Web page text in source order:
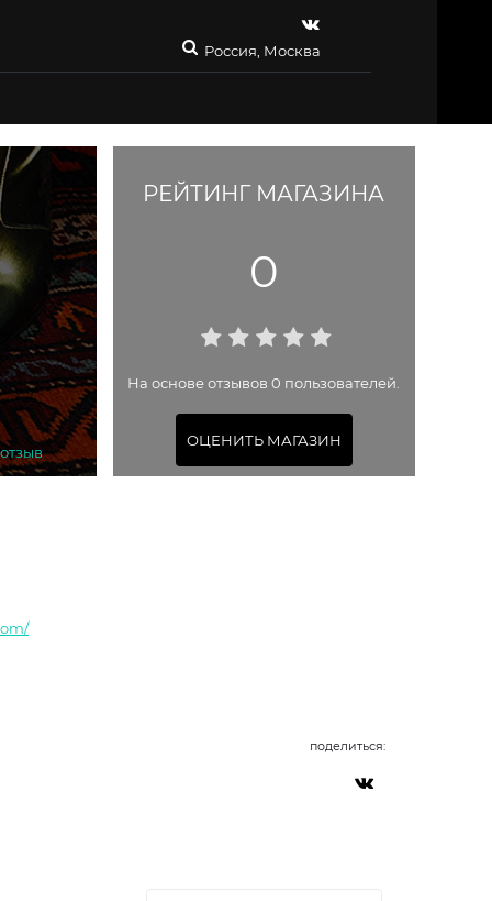
Россия, Москва
РЕЙТИНГ МАГАЗИНА
0
На основе отзывов 0 пользователей.
ОЦЕНИТЬ МАГАЗИН
поделиться: